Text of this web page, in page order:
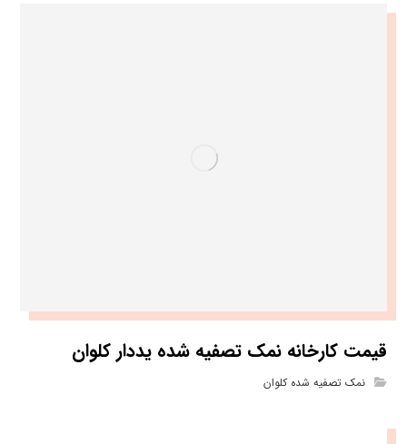
قیمت کارخانه نمک تصفیه شده یددار کلوان
نمک تصفیه شده کلوان